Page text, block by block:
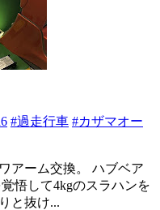
#過走行車 #カザマオー
アーム交換。 ハブベア
悟して4kgのスラハンを
と抜け...